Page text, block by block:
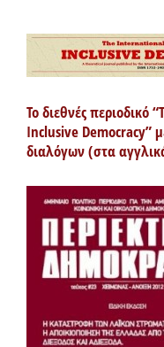
Το διεθνές
Inclusive Democracy”
διαλόγων (στα